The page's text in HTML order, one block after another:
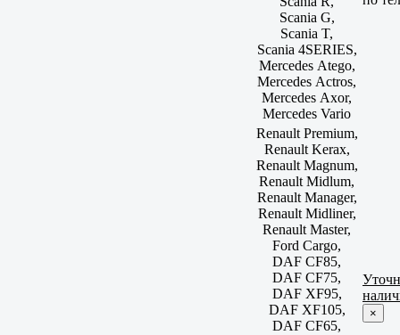
Scania G,
Scania T,
Scania 4SERIES,
Mercedes Atego,
Mercedes Actros,
Mercedes Axor,
Mercedes Vario
Renault Premium,
Renault Kerax,
Renault Magnum,
Renault Midlum,
Renault Manager,
Renault Midliner,
Renault Master,
Ford Cargo,
DAF CF85,
DAF CF75,
DAF XF95,
DAF XF105,
DAF CF65,
×